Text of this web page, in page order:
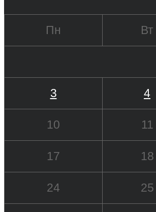
Пн Вт
3 4
10 11
17 18
24 25